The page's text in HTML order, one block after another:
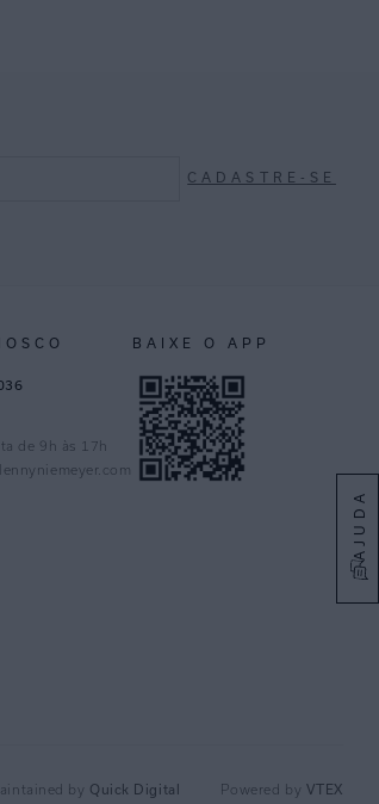
AJUDA
CADASTRE-SE
de 9h às 17h
BAIXE O APP
by Quick Digital Powered by VTEX